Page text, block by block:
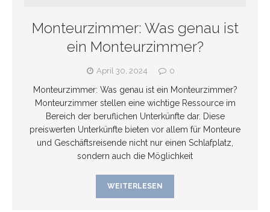
Monteurzimmer: Was genau ist
ein Monteurzimmer?
April 30, 2024 0
Monteurzimmer: Was genau ist ein Monteurzimmer?
Monteurzimmer stellen eine wichtige Ressource im
Bereich der beruflichen Unterkünfte dar. Diese
preiswerten Unterkünfte bieten vor allem für Monteure
und Geschäftsreisende nicht nur einen Schlafplatz,
sondern auch die Möglichkeit
WEITERLESEN